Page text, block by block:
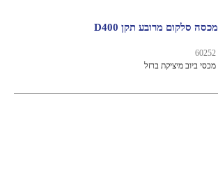
מכסה סלקום מרובע תקן D400
60252
מכסי ביוב מיציקת ברזל